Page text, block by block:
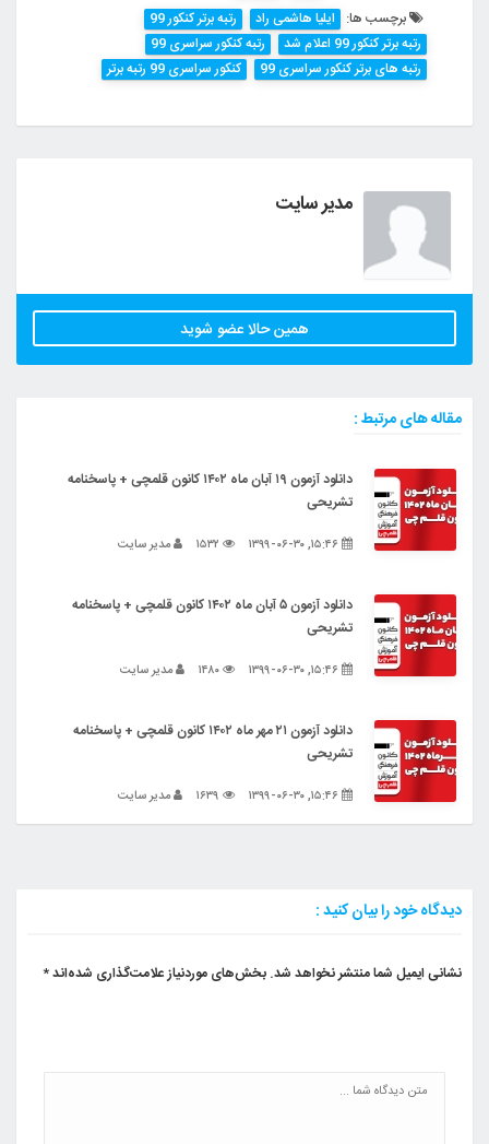
برچسب ها: ایلیا هاشمی راد
رتبه برتر کنکور 99
رتبه برتر کنکور 99 اعلام شد
رتبه کنکور سراسری 99
رتبه های برتر کنکور سراسری 99
کنکور سراسری 99 رتبه برتر
مدیر سایت
همین حالا عضو شوید
مقاله های مرتبط :
دانلود آزمون ۱۹ آبان ماه ۱۴۰۲ کانون قلمچی + پاسخنامه
تشریحی
مدیر سایت
دانلود آزمون ۵ آبان ماه ۱۴۰۲ کانون قلمچی + پاسخنامه
تشریحی
مدیر سایت
دانلود آزمون ۲۱ مهر ماه ۱۴۰۲ کانون قلمچی + پاسخنامه
تشریحی
مدیر سایت
دیدگاه خود را بیان کنید :
نشانی ایمیل شما منتشر نخواهد شد. بخش‌های موردنیاز علامت‌گذاری شده‌اند*